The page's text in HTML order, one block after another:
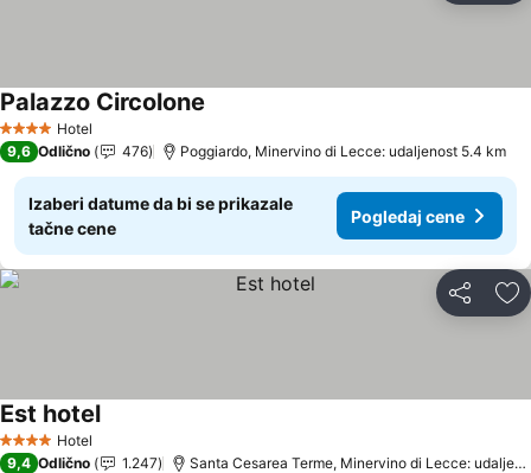
4 ZvezdiceHotel
Palazzo Circolone
9,6 Odlično 476 Poggiardo, Minervino di Lecce: udaljenost 5.4 km
Izaberi datume da bi se prikazale
tačne cene
Pogledaj cene
Deli
4 ZvezdiceHotel
Est hotelPogledaj cene
9,4 Odlično 1.247 Santa Cesarea Terme, Minervino di Lecce: